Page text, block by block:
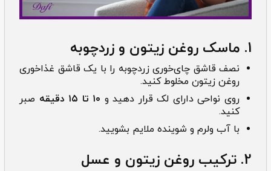
1. ماسک روغن زیتون و زردچوبه
نصف قاشق چای‌خوری زردچوبه را با یک قاشق غذاخوری
روغن زیتون مخلوط کنید.
روی نواحی دارای لک قرار دهید و ۱۰ تا ۱۵ دقیقه
صبر
کنید.
با آب ولرم و شوینده ملایم بشویید.
2. ترکیب روغن زیتون و عسل